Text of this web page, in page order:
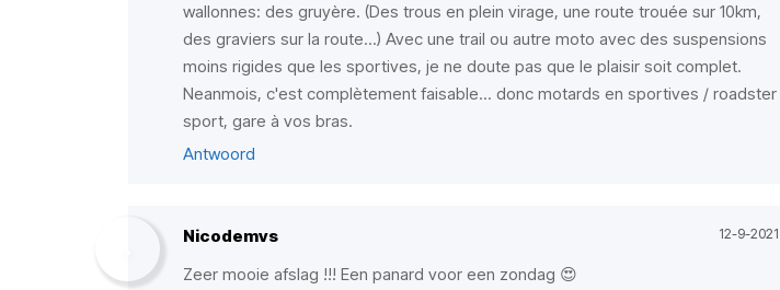
wallonnes: des gruyère. (Des trous en plein virage, une route trouée sur 10km,
des graviers sur la route...) Avec une trail ou autre moto avec des suspensions
moins rigides que les sportives, je ne doute pas que le plaisir soit complet.
Neanmois, c'est complètement faisable... donc motards en sportives / roadster
sport, gare à vos bras.
Antwoord
Nicodemvs 12-9-2021
Zeer mooie afslag !!! Een panard voor een zondag 😍